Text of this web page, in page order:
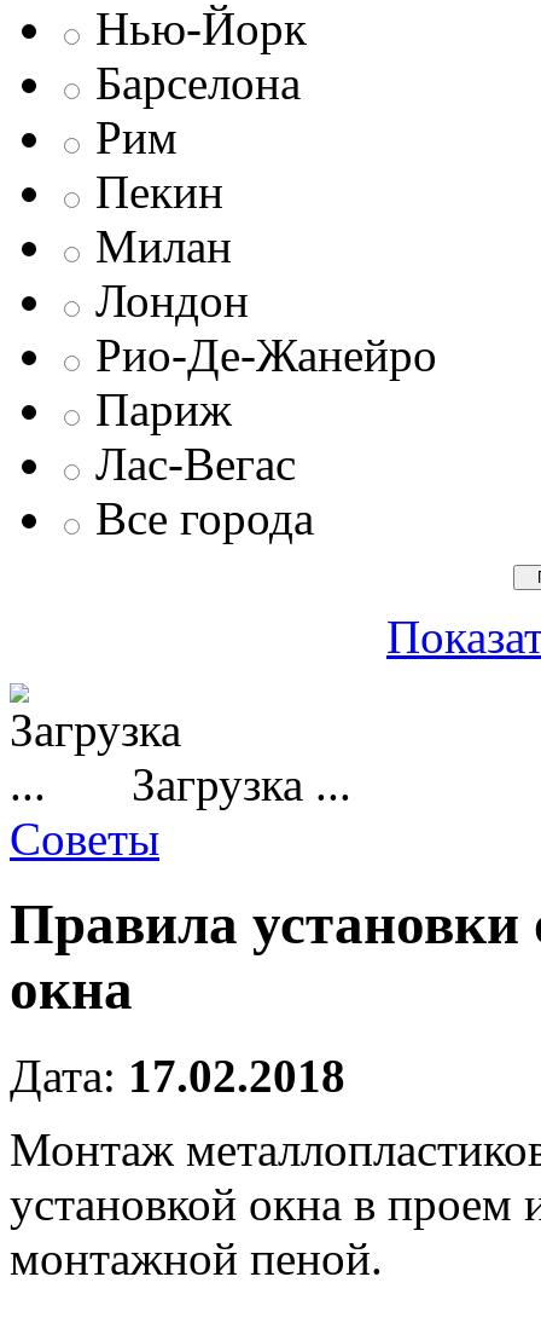
Нью-Йорк
Барселона
Рим
Пекин
Милан
Лондон
Рио-Де-Жанейро
Париж
Лас-Вегас
Все города
Загрузка ...
Советы
Правила установки
окна
Дата: 17.02.2018
Монтаж
установкой окна в проем
монтажной пеной.